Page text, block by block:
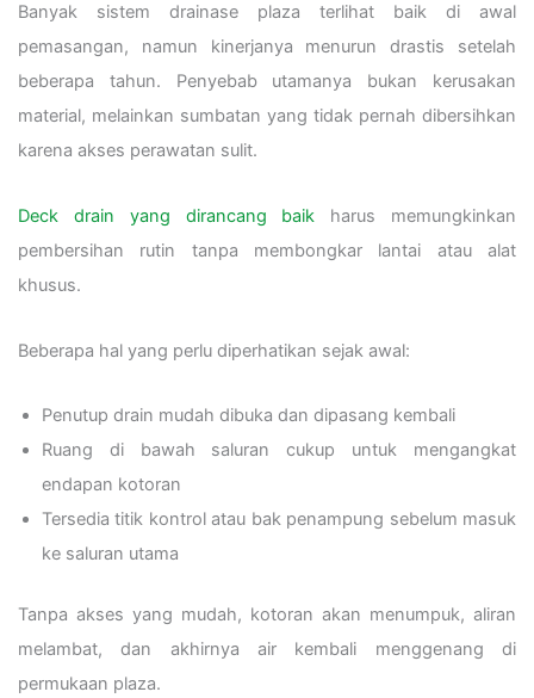
Banyak sistem drainase plaza terlihat baik di awal
pemasangan, namun kinerjanya menurun drastis setelah
beberapa tahun. Penyebab utamanya bukan kerusakan
material, melainkan sumbatan yang tidak pernah dibersihkan
karena akses perawatan sulit.
Deck drain yang dirancang baik harus memungkinkan
pembersihan rutin tanpa membongkar lantai atau alat
khusus.
Beberapa hal yang perlu diperhatikan sejak awal:
Penutup drain mudah dibuka dan dipasang kembali
Ruang di bawah saluran cukup untuk mengangkat
endapan kotoran
Tersedia titik kontrol atau bak penampung sebelum masuk
ke saluran utama
Tanpa akses yang mudah, kotoran akan menumpuk, aliran
melambat, dan akhirnya air kembali menggenang di
permukaan plaza.